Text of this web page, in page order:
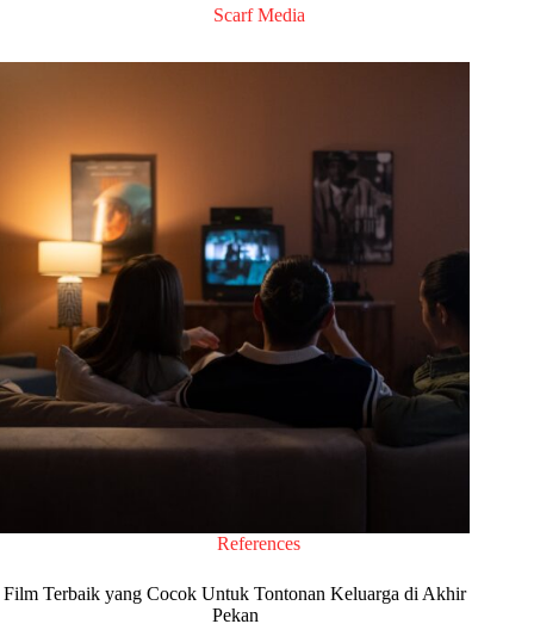
Scarf Media
References
Film Terbaik yang Cocok Untuk Tontonan Keluarga di Akhir
Pekan